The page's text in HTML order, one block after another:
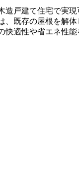
造戸建て住宅で実
、既存の屋根を解
適性や省エネ性